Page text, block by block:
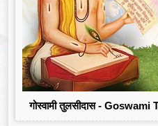
गोस्वामी तुलसीदास - Goswami